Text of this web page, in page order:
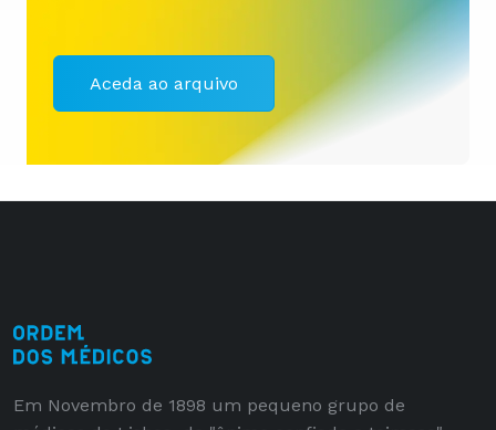
Aceda ao arquivo
Em Novembro de 1898 um pequeno grupo de